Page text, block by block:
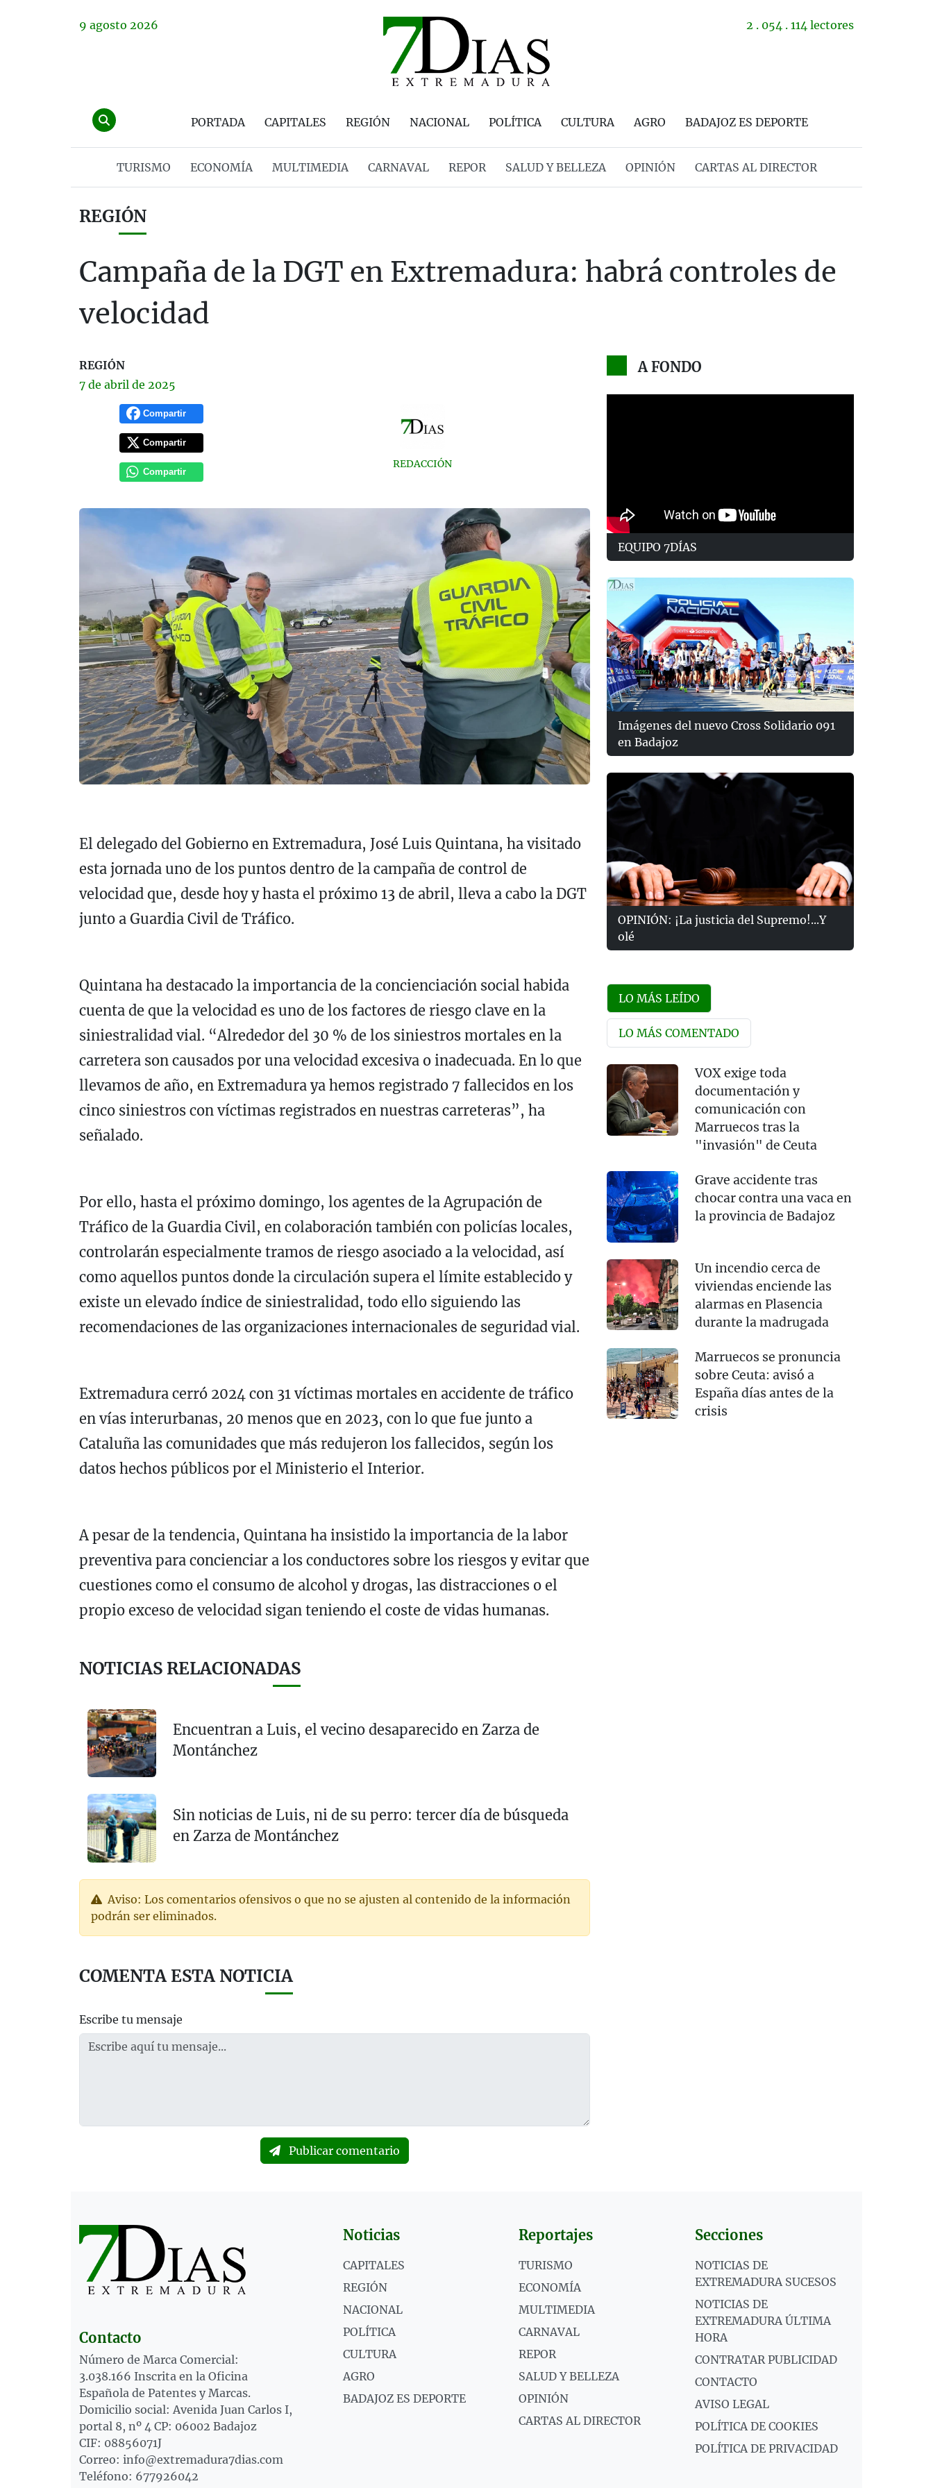
9 agosto 2026 2 . 054 . 114 lectores
PORTADA CAPITALES REGIÓN NACIONAL POLÍTICA CULTURA AGRO BADAJOZ ES DEPORTE
TURISMO ECONOMÍA MULTIMEDIA CARNAVAL REPOR SALUD Y BELLEZA OPINIÓN CARTAS AL DIRECTOR
REGIÓN
Campaña de la DGT en Extremadura: habrá controles de
velocidad
REGIÓN
7 de abril de 2025
Compartir
Compartir
Compartir
REDACCIÓN
El delegado del Gobierno en Extremadura, José Luis Quintana, ha visitado
esta jornada uno de los puntos dentro de la campaña de control de
velocidad que, desde hoy y hasta el próximo 13 de abril, lleva a cabo la DGT
junto a Guardia Civil de Tráfico.
Quintana ha destacado la importancia de la concienciación social habida
cuenta de que la velocidad es uno de los factores de riesgo clave en la
siniestralidad vial. “Alrededor del 30 % de los siniestros mortales en la
carretera son causados por una velocidad excesiva o inadecuada. En lo que
llevamos de año, en Extremadura ya hemos registrado 7 fallecidos en los
cinco siniestros con víctimas registrados en nuestras carreteras”, ha
señalado.
Por ello, hasta el próximo domingo, los agentes de la Agrupación de
Tráfico de la Guardia Civil, en colaboración también con policías locales,
controlarán especialmente tramos de riesgo asociado a la velocidad, así
como aquellos puntos donde la circulación supera el límite establecido y
existe un elevado índice de siniestralidad, todo ello siguiendo las
recomendaciones de las organizaciones internacionales de seguridad vial.
Extremadura cerró 2024 con 31 víctimas mortales en accidente de tráfico
en vías interurbanas, 20 menos que en 2023, con lo que fue junto a
Cataluña las comunidades que más redujeron los fallecidos, según los
datos hechos públicos por el Ministerio el Interior.
A pesar de la tendencia, Quintana ha insistido la importancia de la labor
preventiva para concienciar a los conductores sobre los riesgos y evitar que
cuestiones como el consumo de alcohol y drogas, las distracciones o el
propio exceso de velocidad sigan teniendo el coste de vidas humanas.
NOTICIAS RELACIONADAS
Encuentran a Luis, el vecino desaparecido en Zarza de
Montánchez
Sin noticias de Luis, ni de su perro: tercer día de búsqueda
en Zarza de Montánchez
Aviso: Los comentarios ofensivos o que no se ajusten al contenido de la información
podrán ser eliminados.
COMENTA ESTA NOTICIA
Escribe tu mensaje
Publicar comentario
A FONDO
EQUIPO 7DÍAS
Imágenes del nuevo Cross Solidario 091
en Badajoz
OPINIÓN: ¡La justicia del Supremo!...Y
olé
LO MÁS LEÍDO
LO MÁS COMENTADO
VOX exige toda
documentación y
comunicación con
Marruecos tras la
"invasión" de Ceuta
Grave accidente tras
chocar contra una vaca en
la provincia de Badajoz
Un incendio cerca de
viviendas enciende las
alarmas en Plasencia
durante la madrugada
Marruecos se pronuncia
sobre Ceuta: avisó a
España días antes de la
crisis
Contacto
Número de Marca Comercial:
3.038.166 Inscrita en la Oficina
Española de Patentes y Marcas.
Domicilio social: Avenida Juan Carlos I,
portal 8, nº 4 CP: 06002 Badajoz
CIF: 08856071J
Correo: info@extremadura7dias.com
Teléfono: 677926042
Noticias
CAPITALES
REGIÓN
NACIONAL
POLÍTICA
CULTURA
AGRO
BADAJOZ ES DEPORTE
Reportajes
TURISMO
ECONOMÍA
MULTIMEDIA
CARNAVAL
REPOR
SALUD Y BELLEZA
OPINIÓN
CARTAS AL DIRECTOR
Secciones
NOTICIAS DE
EXTREMADURA SUCESOS
NOTICIAS DE
EXTREMADURA ÚLTIMA
HORA
CONTRATAR PUBLICIDAD
CONTACTO
AVISO LEGAL
POLÍTICA DE COOKIES
POLÍTICA DE PRIVACIDAD